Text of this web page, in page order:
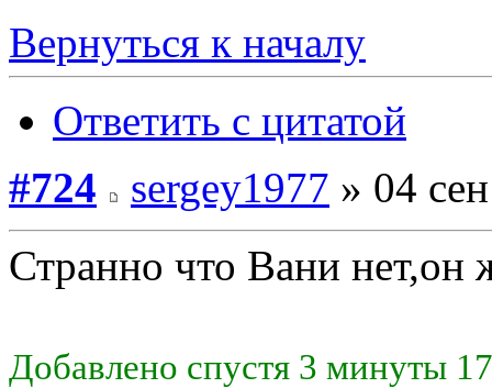
Вернуться к началу
Ответить с цитатой
#724
sergey1977 » 04
Странно что Вани
Добавлено спустя 3 минуты